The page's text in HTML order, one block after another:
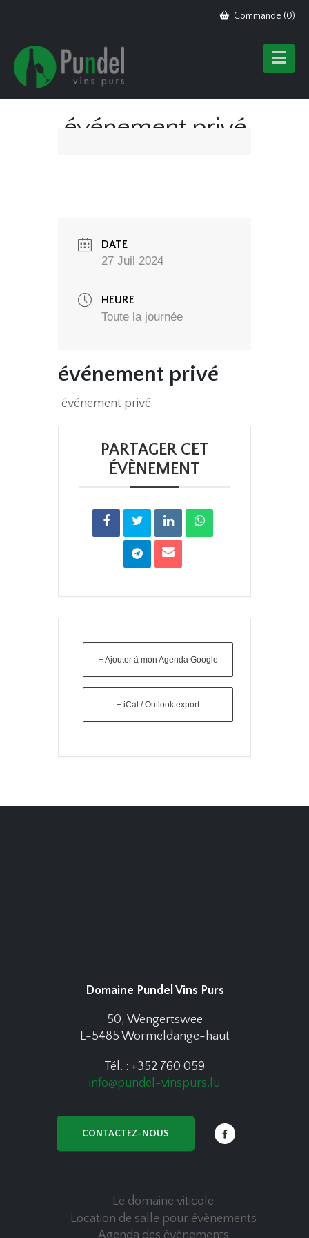
Commande (0)
événement privé
DATE
27 Juil 2024
HEURE
Toute la journée
événement privé
événement privé
PARTAGER CET
ÉVÈNEMENT
+ Ajouter à mon Agenda Google
+ iCal / Outlook export
Domaine Pundel Vins Purs
50, Wengertswee
L-5485 Wormeldange-haut
Tél. : +352 760 059
info@pundel-vinspurs.lu
CONTACTEZ-NOUS
Le domaine viticole
Location de salle pour évènements